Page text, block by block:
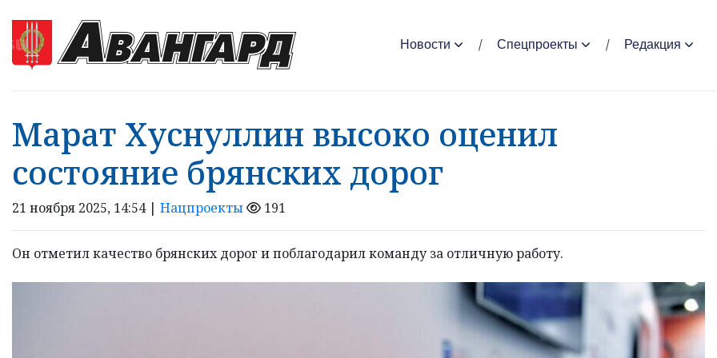
Новости Спецпроекты Редакция
Марат Хуснуллин высоко оценил
состояние брянских дорог
21 ноября 2025, 14:54 | Нацпроекты 191
Он отметил качество брянских дорог и поблагодарил команду за отличную работу.